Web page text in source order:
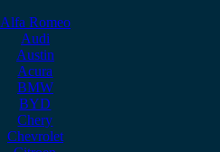
Alfa Romeo
Audi
Austin
Acura
BMW
BYD
Chery
Chevrolet